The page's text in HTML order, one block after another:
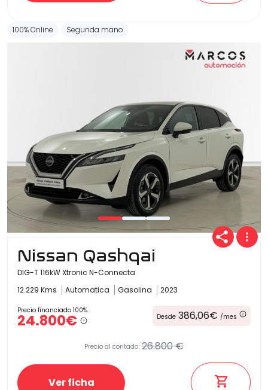
100% Online Segunda mano
Nissan Qashqai
DIG-T 116kW Xtronic N-Connecta
12.229 Kms
Automatica Gasolina 2023
Precio financiado 100%
24.800€ Desde 386,06€ /mes
Precio al contado: 26.800 €
Ver ficha